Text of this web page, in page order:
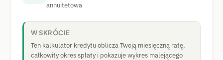
annuitetowa
W SKRÓCIE
Ten kalkulator kredytu oblicza Twoją miesięczną ratę,
całkowity okres spłaty i pokazuje wykres malejącego